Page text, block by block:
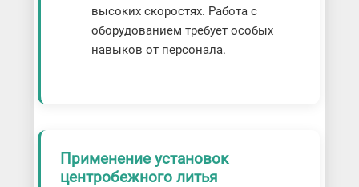
высоких скоростях. Работа с
оборудованием требует особых
навыков от персонала.
Применение установок
центробежного литья